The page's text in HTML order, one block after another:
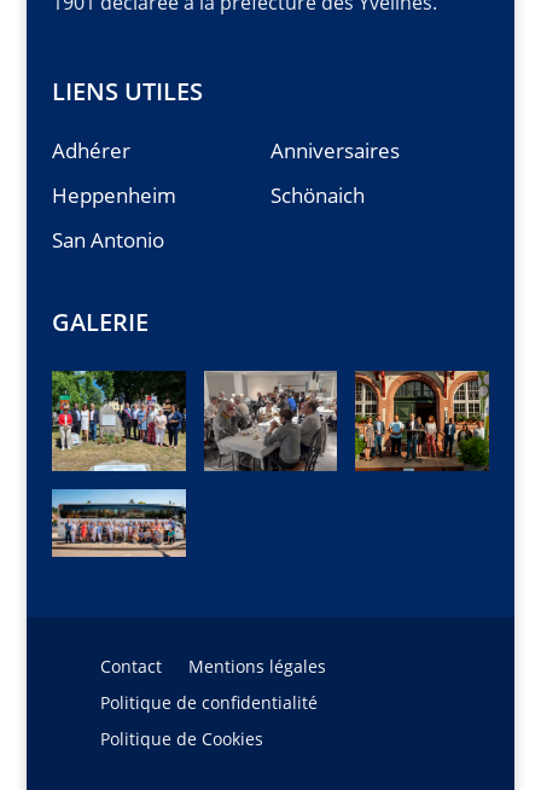
LIENS UTILES
Adhérer
Anniversaires
Heppenheim
Schönaich
San Antonio
GALERIE
Contact
Mentions légales
Politique de confidentialité
Politique de Cookies